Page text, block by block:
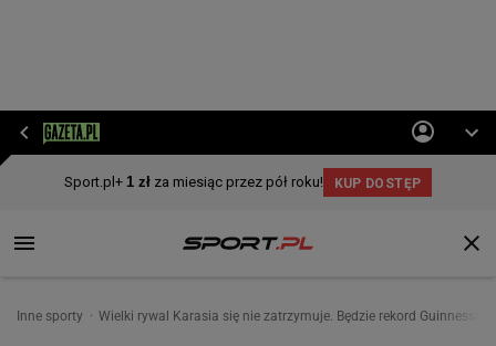
Inne sporty Wielki rywal Karasia się nie zatrzymuje. Będzie rekord Guinnessa.